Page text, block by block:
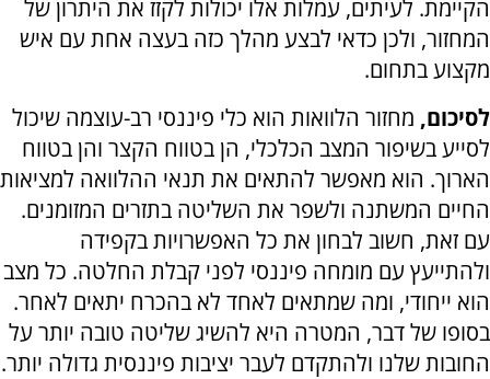
הקיימת. לעיתים, עמלות אלו יכולות לקזז את היתרון של
המחזור, ולכן כדאי לבצע מהלך כזה בעצה אחת עם איש
מקצוע בתחום.
לסיכום, מחזור הלוואות הוא כלי פיננסי רב-עוצמה שיכול
לסייע בשיפור המצב הכלכלי, הן בטווח הקצר והן בטווח
הארוך. הוא מאפשר להתאים את תנאי ההלוואה למציאות
החיים המשתנה ולשפר את השליטה בתזרים המזומנים.
עם זאת, חשוב לבחון את כל האפשרויות בקפידה
ולהתייעץ עם מומחה פיננסי לפני קבלת החלטה. כל מצב
הוא ייחודי, ומה שמתאים לאחד לא בהכרח יתאים לאחר.
בסופו של דבר, המטרה היא להשיג שליטה טובה יותר על
החובות שלנו ולהתקדם לעבר יציבות פיננסית גדולה יותר.